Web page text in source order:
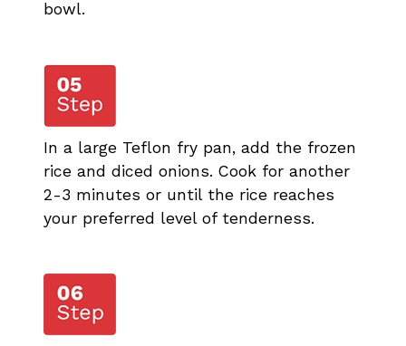
bowl.
In a large Teflon fry pan, add the frozen
rice and diced onions. Cook for another
2-3 minutes or until the rice reaches
your preferred level of tenderness.